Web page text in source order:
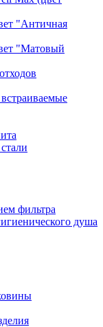
"Античная
"Матовый
фильтра
душа